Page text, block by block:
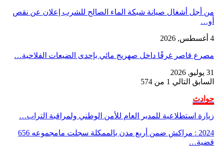
من أجل أشغال صيانة شبكة الماء الصالح للشرب إعلان عن نقص
أو…
4 أغسطس, 2026
مصرع قاصر غرقًا داخل صهريج مائي بإحدى الضيعات الفلاحية…
31 يوليو, 2026
السابق التالي 1 من 574
حوادث
زيارة استطلاعية للمدير العام للأمن الوطني ولمراقبة التراب…
2024 : مراكش ضمن أربع مدن بالممكلة سجلت مامجموعه 656
قضية…